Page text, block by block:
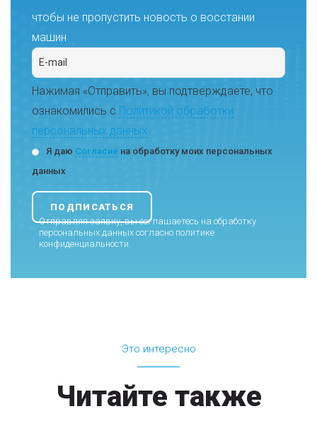
чтобы не пропустить новость о восстании
машин
Нажимая «Отправить», вы подтверждаете, что
ознакомились с Политикой обработки
персональных данных
Я даю Согласие на обработку моих персональных
данных
Отправляя заявку, вы соглашаетесь на обработку
персональных данных согласно политике
конфиденциальности.
Это интересно
Читайте также